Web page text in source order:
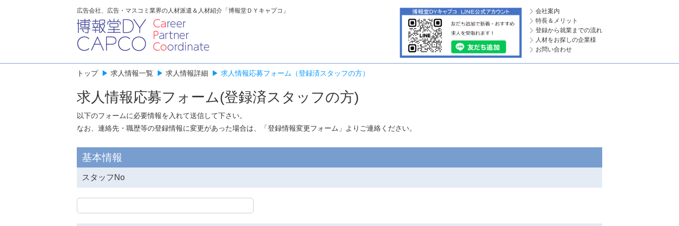
広告会社、広告・マスコミ業界の人材派遣＆人材紹介「博報堂ＤＹキャプコ」
会社案内
特長＆メリット
登録から就業までの流れ
人材をお探しの企業様
お問い合わせ
トップ ▶ 求人情報一覧 ▶ 求人情報詳細 ▶ 求人情報応募フォーム（登録済スタッフの方）
求人情報応募フォーム(登録済スタッフの方)
以下のフォームに必要情報を入れて送信して下さい。
なお、連絡先・職歴等の登録情報に変更があった場合は、「登録情報変更フォーム 」よりご連絡ください。
基本情報
スタッフNo